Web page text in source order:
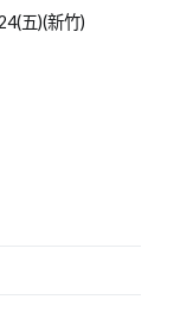
五)(新竹)